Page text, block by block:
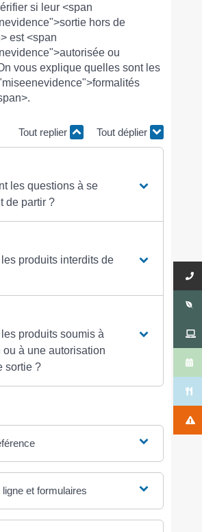
si leur <span
hors de
est <span
ou
vous explique quelles sont les
Tout replier Tout déplier
les questions à se
de partir ?
produits interdits de
produits soumis à
à une autorisation
sortie ?
et formulaires